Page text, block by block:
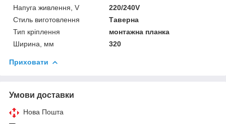
Напуга живлення, V
220/240V
Стиль виготовлення
Таверна
Тип кріплення
монтажна планка
Ширина, мм
320
Приховати
Умови доставки
Нова Пошта